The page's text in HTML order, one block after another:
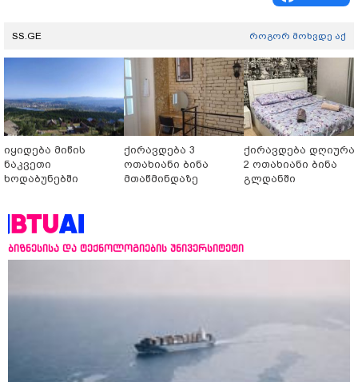
SS.GE როგორ მოხვდე აქ
იყიდება მიწის
ნაკვეთი
ხოდაბუნებში
ქირავდება 3
ოთახიანი ბინა
მთაწმინდაზე
ქირავდება
2 ოთახიანი ბინა
გლდანში
ბიზნესისა და ტექნოლოგიების უნივერსიტეტი